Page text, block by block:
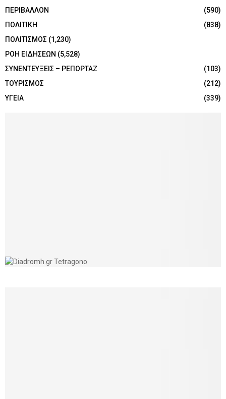
ΠΕΡΙΒΑΛΛΟΝ
(590)
ΠΟΛΙΤΙΚΗ
(838)
ΠΟΛΙΤΙΣΜΟΣ (1,230)
ΡΟΗ ΕΙΔΗΣΕΩΝ (5,528)
ΣΥΝΕΝΤΕΥΞΕΙΣ – ΡΕΠΟΡΤΑΖ
(103)
ΤΟΥΡΙΣΜΟΣ
(212)
ΥΓΕΙΑ
(339)